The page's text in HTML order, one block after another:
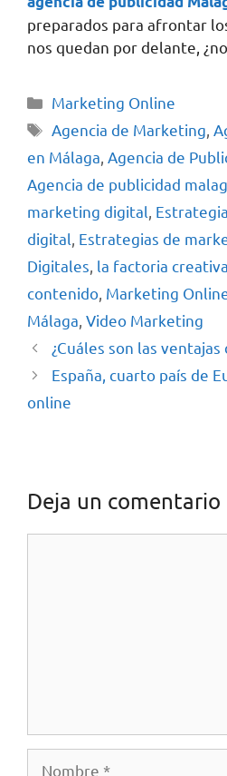
preparados para afrontar
nos quedan por delante,
Marketing Online
Agencia de Marketing
en Málaga Agencia de
Agencia de publicidad
marketing digital
digital Estrategias de
Digitales la factoria creativa
contenido Marketing
Málaga Video Marketing
¿Cuáles son las
España, cuarto país de
online
Deja un comentario